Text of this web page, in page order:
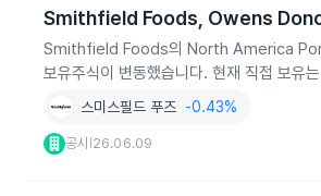
Smithfield Foods, Owens
Smithfield Foods의 North America Pork
보유주식이 변동했습니다. 현재 직접 보유
스미스필드 푸즈 -0.43%
공시 26.06.09